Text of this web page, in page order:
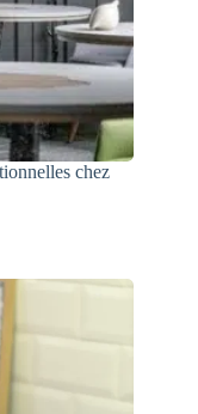
chez